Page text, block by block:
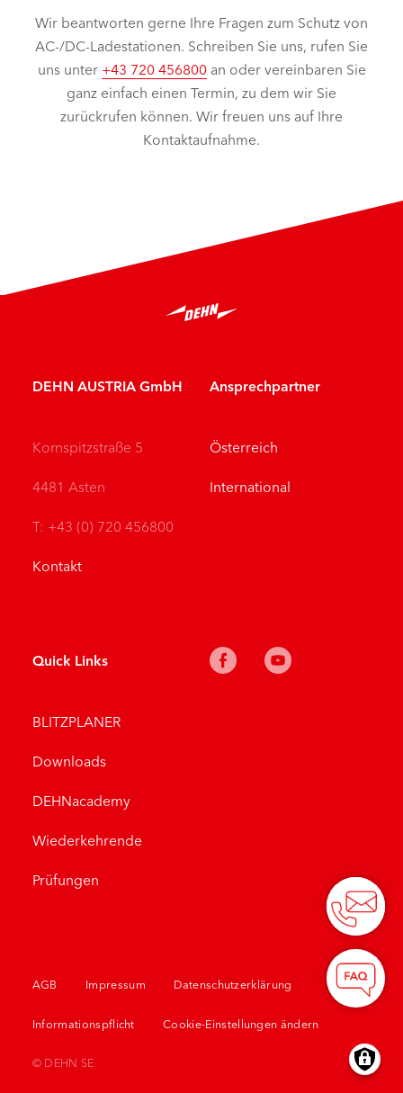
Wir beantworten gerne Ihre Fragen zum Schutz von
AC-/DC-Ladestationen. Schreiben Sie uns, rufen Sie
uns unter +43 720 456800an oder vereinbaren Sie
ganz einfach einen Termin, zu dem wir Sie
zurückrufen können. Wir freuen uns auf Ihre
Kontaktaufnahme.
DEHN AUSTRIA GmbH
Kornspitzstraße 5
4481 Asten
T: +43 (0) 720 456800
Kontakt
Ansprechpartner
Österreich
International
Quick Links
BLITZPLANER
Downloads
DEHNacademy
Wiederkehrende
Prüfungen
AGB Impressum Datenschutzerklärung
Informationspflicht Cookie-Einstellungen ändern
© DEHN SE